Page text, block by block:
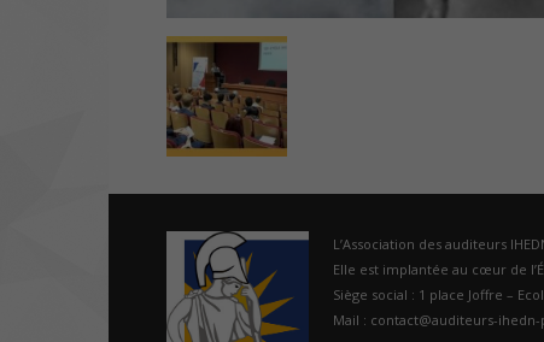
L’Association des auditeurs
Elle est implantée au cœur de
Siège social : 1 place Joffre –
Mail : contact@auditeurs-